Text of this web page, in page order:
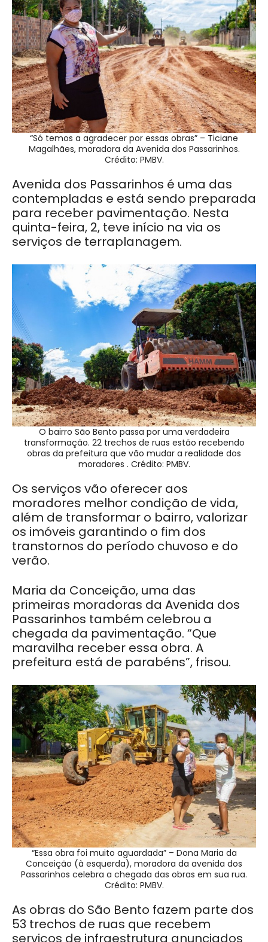
“Só temos a agradecer por essas obras” – Ticiane
Magalhães, moradora da Avenida dos Passarinhos.
Crédito: PMBV.
Avenida dos Passarinhos é uma das
contempladas e está sendo preparada
para receber pavimentação. Nesta
quinta-feira, 2, teve início na via os
serviços de terraplanagem.
O bairro São Bento passa por uma verdadeira
transformação. 22 trechos de ruas estão recebendo
obras da prefeitura que vão mudar a realidade dos
moradores . Crédito: PMBV.
Os serviços vão oferecer aos
moradores melhor condição de vida,
além de transformar o bairro, valorizar
os imóveis garantindo o fim dos
transtornos do período chuvoso e do
verão.
Maria da Conceição, uma das
primeiras moradoras da Avenida dos
Passarinhos também celebrou a
chegada da pavimentação. “Que
maravilha receber essa obra. A
prefeitura está de parabéns”, frisou.
“Essa obra foi muito aguardada” – Dona Maria da
Conceição (à esquerda), moradora da avenida dos
Passarinhos celebra a chegada das obras em sua rua.
Crédito: PMBV.
As obras do São Bento fazem parte dos
53 trechos de ruas que recebem
serviços de infraestrutura anunciados